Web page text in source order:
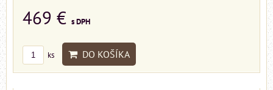
469 € s DPH
ks DO KOŠÍKA